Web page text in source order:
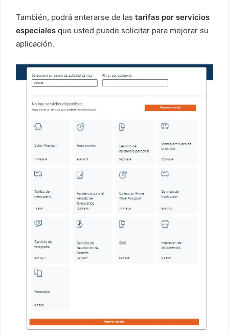
También, podrá enterarse de las tarifas por servicios
especiales que usted puede solicitar para mejorar su
aplicación.